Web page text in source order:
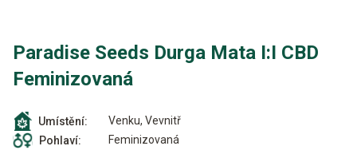
Paradise Seeds Durga Mata I:I CBD
Feminizovaná
Umístění:
Venku, Vevnitř
Pohlaví:
Feminizovaná